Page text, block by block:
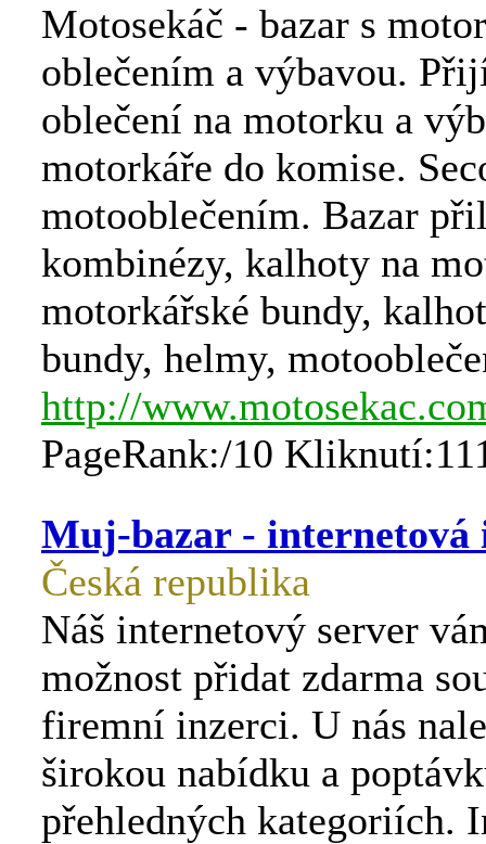
Motosekáč - bazar s
oblečením a výbavou.
oblečení na motorku a
motorkáře do komise.
motooblečením. Bazar
kombinézy, kalhoty na
motorkářské bundy,
bundy, helmy,
http://
PageRank:/10
Muj-bazar - internetová
Česká republika
Náš internetový server
možnost přidat zdarma
firemní inzerci. U nás
širokou nabídku a
přehledných kategoriích.